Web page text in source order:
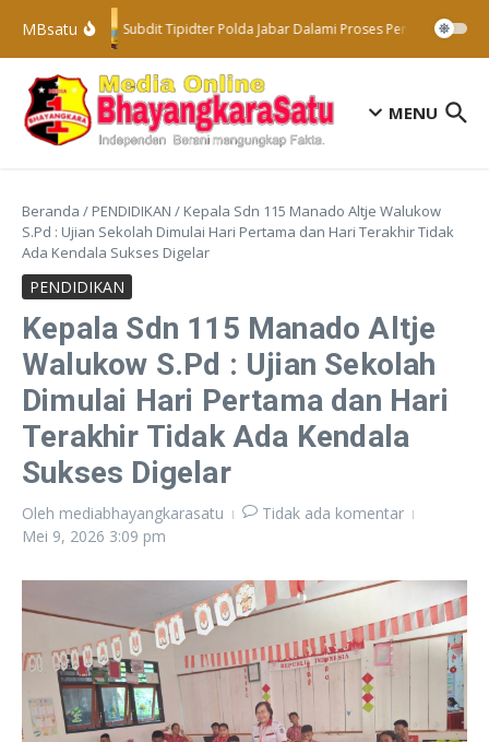
Lewati ke konten
MBsatu
Subdit Tipidter Polda Jabar Dalami Proses Penyelidikan
MENU
Beranda / PENDIDIKAN / Kepala Sdn 115 Manado Altje Walukow
S.Pd : Ujian Sekolah Dimulai Hari Pertama dan Hari Terakhir Tidak
Ada Kendala Sukses Digelar
PENDIDIKAN
Kepala Sdn 115 Manado Altje
Walukow S.Pd : Ujian Sekolah
Dimulai Hari Pertama dan Hari
Terakhir Tidak Ada Kendala
Sukses Digelar
Oleh mediabhayangkarasatu
Tidak ada komentar
Mei 9, 2026 3:09 pm